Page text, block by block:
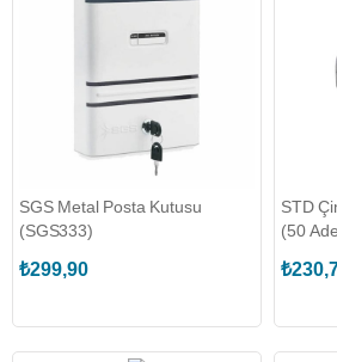
SGS Metal Posta Kutusu
(SGS333)
₺299,90
STD
(50